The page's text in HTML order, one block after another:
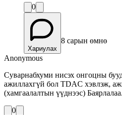
0
Хариулах
8 сарын өмнө
Anonymous
Суварнабхуми нисэх онгоцны
ажиллахгүй бол TDAC хэвлэж,
(хамгаалалтын үүднээс) Баярлалаа.
0